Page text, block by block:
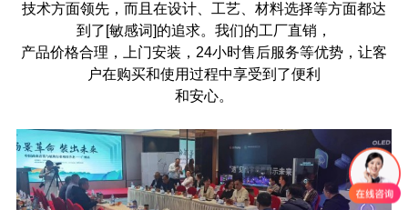
技术方面领先，而且在设计、工艺、材料选择等方面都达
到了[敏感词]的追求。我们的工厂直销，
产品价格合理，上门安装，24小时售后服务等优势，让客
户在购买和使用过程中享受到了便利
和安心。